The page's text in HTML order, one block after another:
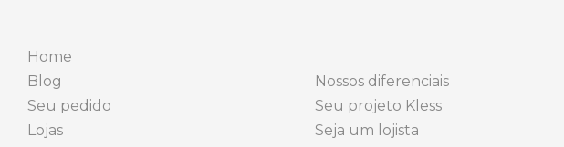
Home
Blog
Seu pedido
Lojas
Nossos diferenciais
Seu projeto Kless
Seja um lojista